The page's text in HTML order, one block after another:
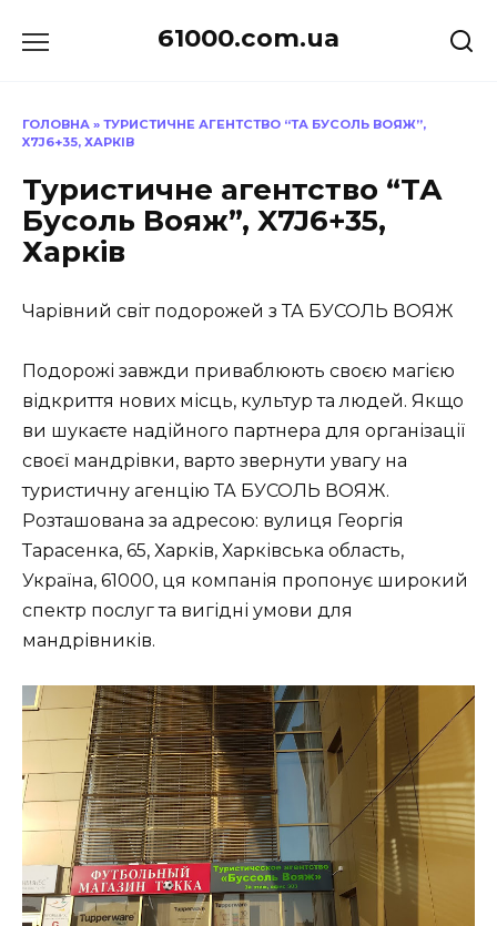
до
61000.com.ua
ГОЛОВНА » ТУРИСТИЧНЕ АГЕНТСТВО “ТА БУСОЛЬ ВОЯЖ”,
X7J6+35, ХАРКІВ
Туристичне агентство “ТА
Бусоль Вояж”, X7J6+35,
Харків
Чарівний світ подорожей з ТА БУСОЛЬ ВОЯЖ
Подорожі завжди приваблюють своєю магією
відкриття нових місць, культур та людей. Якщо
ви шукаєте надійного партнера для організації
своєї мандрівки, варто звернути увагу на
туристичну агенцію ТА БУСОЛЬ ВОЯЖ.
Розташована за адресою: вулиця Георгія
Тарасенка, 65, Харків, Харківська область,
Україна, 61000, ця компанія пропонує широкий
спектр послуг та вигідні умови для
мандрівників.